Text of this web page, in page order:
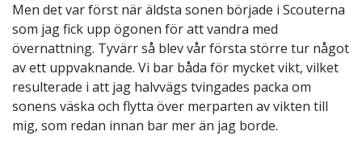
Men det var först när äldsta sonen började i Scouterna
som jag fick upp ögonen för att vandra med
övernattning. Tyvärr så blev vår första större tur något
av ett uppvaknande. Vi bar båda för mycket vikt, vilket
resulterade i att jag halvvägs tvingades packa om
sonens väska och flytta över merparten av vikten till
mig, som redan innan bar mer än jag borde.